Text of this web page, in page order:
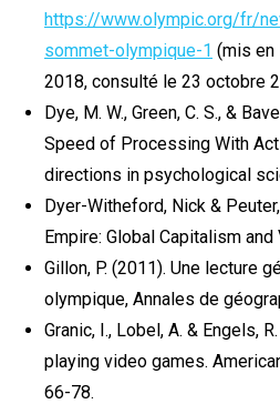
https://www.olympic.org/fr/
sommet-olympique-1 (mis en
2018, consulté le 23 octobre
Dye, M. W., Green, C. S., &
Speed of Processing With
directions in psychological
Dyer-Witheford, Nick &
Empire: Global Capitalism and
Gillon, P. (2011). Une lecture
olympique, Annales de
Granic, I., Lobel, A. & Engels,
playing video games.
66-78.